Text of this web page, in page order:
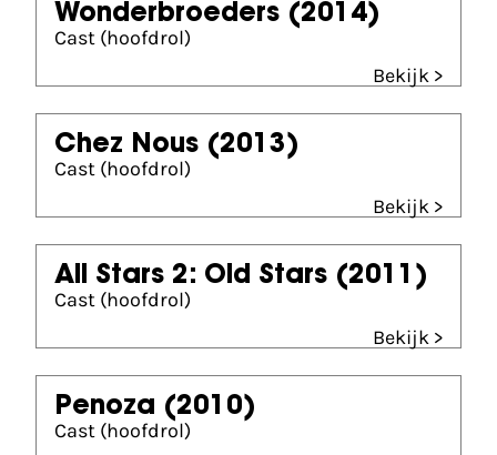
Wonderbroeders (2014)
Cast (hoofdrol)
Bekijk >
Chez Nous (2013)
Cast (hoofdrol)
Bekijk >
All Stars 2: Old Stars (2011)
Cast (hoofdrol)
Bekijk >
Penoza (2010)
Cast (hoofdrol)